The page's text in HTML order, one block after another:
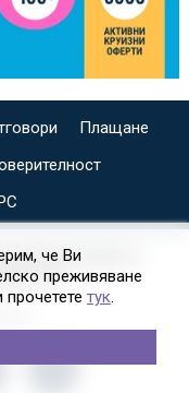
Плащане
И
НА
че Ви
преживяване
тук.